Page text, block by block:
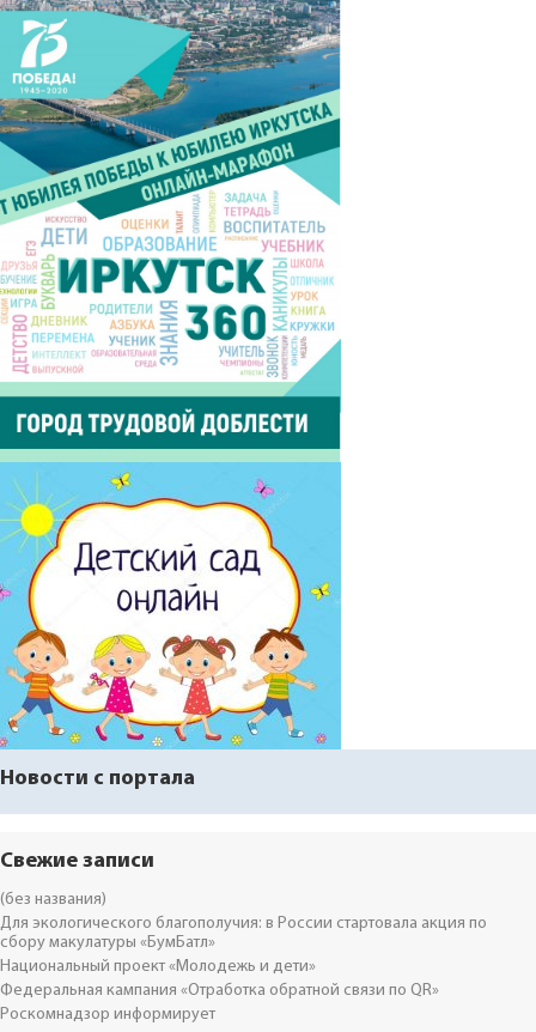
Новости с портала
Свежие записи
(без названия)
Для экологического благополучия: в России стартовала акция по
сбору макулатуры «БумБатл»
Национальный проект «Молодежь и дети»
Федеральная кампания «Отработка обратной связи по QR»
Роскомнадзор информирует